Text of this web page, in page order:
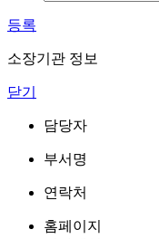
등록
소장기관 정보
닫기
담당자
부서명
연락처
홈페이지